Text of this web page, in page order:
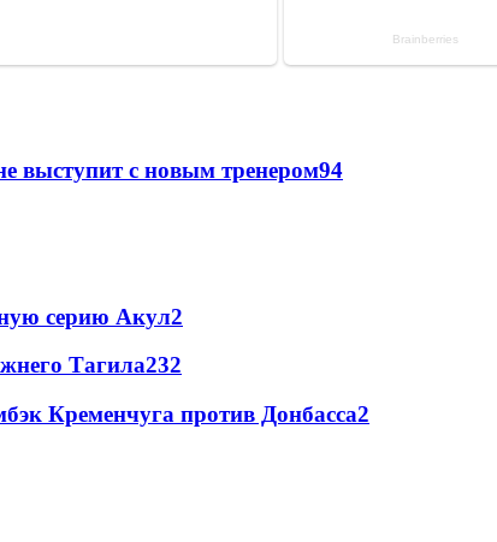
выступит с новым тренером94
серию Акул2
Тагила232
Кременчуга против Донбасса2